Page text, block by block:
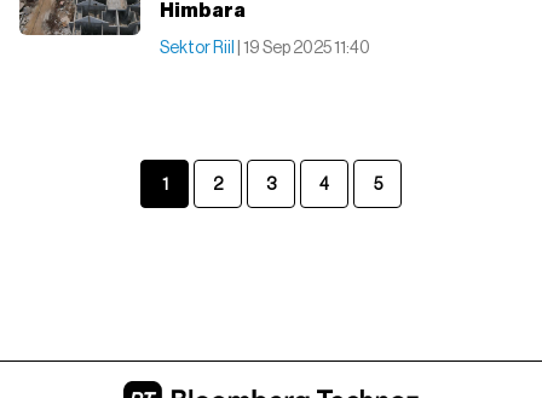
Himbara
Sektor Riil | 19 Sep 2025 11:40
1 2 3 4 5